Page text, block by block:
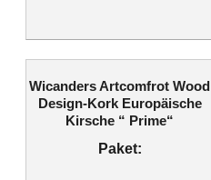
Wicanders Artcomfrot Wood
Design-Kork Europäische
Kirsche “ Prime“
Paket: